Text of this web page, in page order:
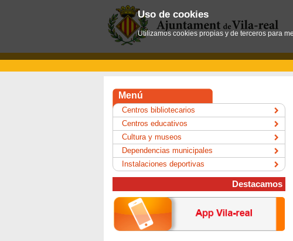
Menú
Centros bibliotecarios
Centros educativos
Cultura y museos
Dependencias municipales
Instalaciones deportivas
Destacamos
Uso de cookies
Utilizamos cookies propias y de terceros para